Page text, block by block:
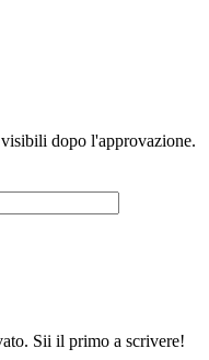
dopo l'approvazione.
Sii il primo a scrivere!